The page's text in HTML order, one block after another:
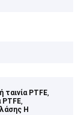
PTFE,
PTFE,
H